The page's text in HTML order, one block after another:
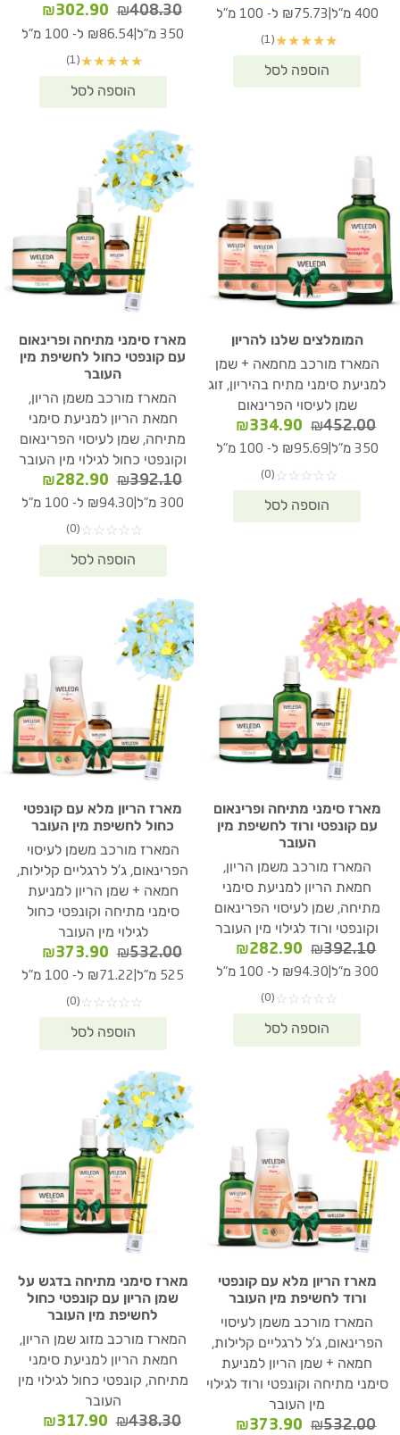
המקורי
₪408.30.
הנוכחי
400 מ"ל ₪75.73 ל- 100 מ"ל
★
★
★
★
★
(1)
₪408.30
המחיר
המקורי
₪408.30.
₪302.90
הנוכחי
350 מ"ל ₪86.54 ל- 100 מ"ל
★
★
★
★
★
(1)
המומלצים שלנו להריון
המארז מורכב מחמאה + שמן
למניעת סימני מתיח בהיריון, זוג
שמן לעיסוי הפרינאום
₪452.00
המחיר
המקורי
₪452.00.
₪334.90
המחיר
הנוכחי
₪334.90.
350 מ"ל ₪95.69 ל- 100 מ"ל
☆
☆
☆
☆
☆
(0)
מארז סימני מתיחה ופרינאום
עם קונפטי כחול לחשיפת מין
העובר
המארז מורכב משמן הריון,
חמאת הריון למניעת סימני
מתיחה, שמן לעיסוי הפרינאום
וקונפטי כחול לגילוי מין העובר
₪392.10
המחיר
המקורי
₪392.10.
₪282.90
הנוכחי
300 מ"ל ₪94.30 ל- 100 מ"ל
☆
☆
☆
☆
☆
(0)
מארז סימני מתיחה ופרינאום
עם קונפטי ורוד לחשיפת מין
העובר
המארז מורכב משמן הריון,
חמאת הריון למניעת סימני
מתיחה, שמן לעיסוי הפרינאום
וקונפטי ורוד לגילוי מין העובר
₪392.10
המחיר
המקורי
₪392.10.
₪282.90
המחיר
הנוכחי
300 מ"ל ₪94.30 ל- 100 מ"ל
☆
☆
☆
☆
☆
(0)
מארז הריון מלא עם קונפטי
כחול לחשיפת מין העובר
המארז מורכב משמן לעיסוי
הפרינאום, ג'ל לרגליים קלילות,
חמאה + שמן הריון למניעת
סימני מתיחה וקונפטי כחול
לגילוי מין העובר
₪532.00
המחיר
המקורי
₪532.00.
₪373.90
הנוכחי
525 מ"ל ₪71.22 ל- 100 מ"ל
☆
☆
☆
☆
☆
(0)
מארז הריון מלא עם קונפטי
ורוד לחשיפת מין העובר
המארז מורכב משמן לעיסוי
הפרינאום, ג'ל לרגליים קלילות,
חמאה + שמן הריון למניעת
סימני מתיחה וקונפטי ורוד לגילוי
מין העובר
₪532.00 המחיר ₪373.90 המחיר
מארז סימני מתיחה בדגש על
שמן הריון עם קונפטי כחול
לחשיפת מין העובר
המארז מורכב מזוג שמן הריון,
חמאת הריון למניעת סימני
מתיחה, קונפטי כחול לגילוי מין
העובר
₪438.30
המחיר
₪317.90